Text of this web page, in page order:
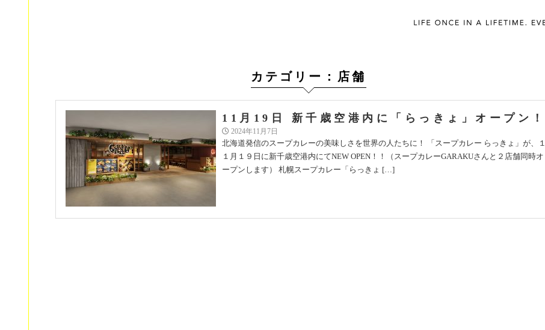
カテゴリー：店舗
11月19日 新千歳空港内に「らっきょ」オープン！
2024年11月7日
北海道発信のスープカレーの美味しさを世界の人たちに！ 「スープカレー らっきょ」が、１
１月１９日に新千歳空港内にてNEW OPEN！！（スープカレーGARAKUさんと２店舗同時オ
ープンします） 札幌スープカレー「らっきょ […]